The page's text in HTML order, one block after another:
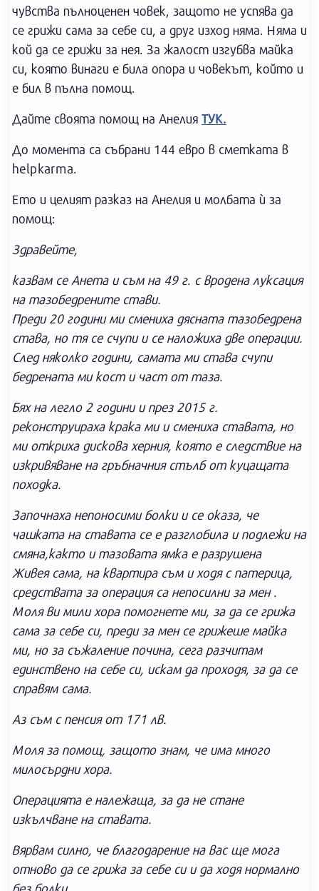
чувства пълноценен човек, защото не успява да
се грижи сама за себе си, а друг изход няма. Няма и
кой да се грижи за нея. За жалост изгубва майка
си, която винаги е била опора и човекът, който и
е бил в пълна помощ.
Дайте своята помощ на Анелия ТУК.
До момента са събрани 144 евро в сметката в
helpkarma.
Ето и целият разказ на Анелия и молбата ѝ за
помощ:
Здравейте,
казвам се Анета и съм на 49 г. с вродена луксация
на тазобедрените стави.
Преди 20 години ми смениха дясната тазобедрена
става, но тя се счупи и се наложиха две операции.
След няколко години, самата ми става счупи
бедрената ми кост и част от таза.
Бях на легло 2 години и през 2015 г.
реконструираха крака ми и смениха ставата, но
ми откриха дискова херния, която е следствие на
изкривяване на гръбначния стълб от куцащата
походка.
Започнаха непоносими болки и се оказа, че
чашката на ставата се е разглобила и подлежи на
смяна,както и тазовата ямка е разрушена
Живея сама, на квартира съм и ходя с патерица,
средствата за операция са непосилни за мен .
Моля ви мили хора помогнете ми, за да се грижа
сама за себе си, преди за мен се грижеше майка
ми, но за съжаление почина, сега разчитам
единствено на себе си, искам да проходя, за да се
справям сама.
Аз съм с пенсия от 171 лв.
Моля за помощ, защото знам, че има много
милосърдни хора.
Операцията е належаща, за да не стане
изкълчване на ставата.
Вярвам силно, че благодарение на вас ще мога
отново да се грижа за себе си и да ходя нормално